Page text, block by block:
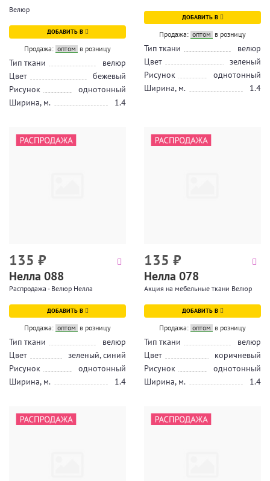
Велюр
ДОБАВИТЬ В
Продажа: оптом в розницу
Тип ткани
велюр
Цвет
бежевый
Рисунок
однотонный
Ширина, м.
1.4
ДОБАВИТЬ В
Продажа: оптом в розницу
Тип ткани
велюр
Цвет
зеленый
Рисунок
однотонный
Ширина, м.
1.4
135 ₽
Нелла 088
Распродажа - Велюр Нелла
ДОБАВИТЬ В
Продажа: оптом в розницу
Тип ткани
велюр
Цвет
зеленый, синий
Рисунок
однотонный
Ширина, м.
1.4
135 ₽
Нелла 078
Акция на мебельные ткани Велюр
ДОБАВИТЬ В
Продажа: оптом в розницу
Тип ткани
велюр
Цвет
коричневый
Рисунок
однотонный
Ширина, м.
1.4